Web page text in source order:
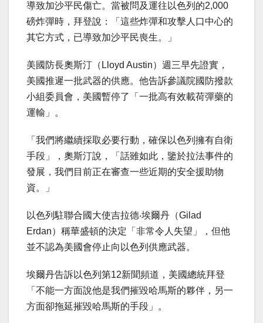
導致加沙平民傷亡。當被問及運往以色列的2,000
磅炸彈時，拜登說：「這些炸彈和攻擊人口中心的
其它方式，已導致加沙平民喪生。」
美國防長奧斯汀（Lloyd Austin）週三早先證實，
美國推遲一批武器的供應。他告訴參議院國防撥款
小組委員會，美國暫停了「一批高有效載荷彈藥的
運輸」。
「我們將繼續採取必要行動，確保以色列擁有自衛
手段」，奧斯汀說，「話雖如此，鑒於拉法事件的
發展，我們目前正在審查一些近期的安全援助物
資。」
以色列駐聯合國大使吉拉德‧埃爾丹（Gilad
Erdan）稱華盛頓的決定「非常令人失望」，但他
並不認為美國會停止向以色列供應武器。
埃爾丹告訴以色列第12新聞頻道，美國總統拜登
「不能一方面說他是我們摧毀哈馬斯的夥伴，另一
方面卻拖延摧毀哈馬斯的手段」。